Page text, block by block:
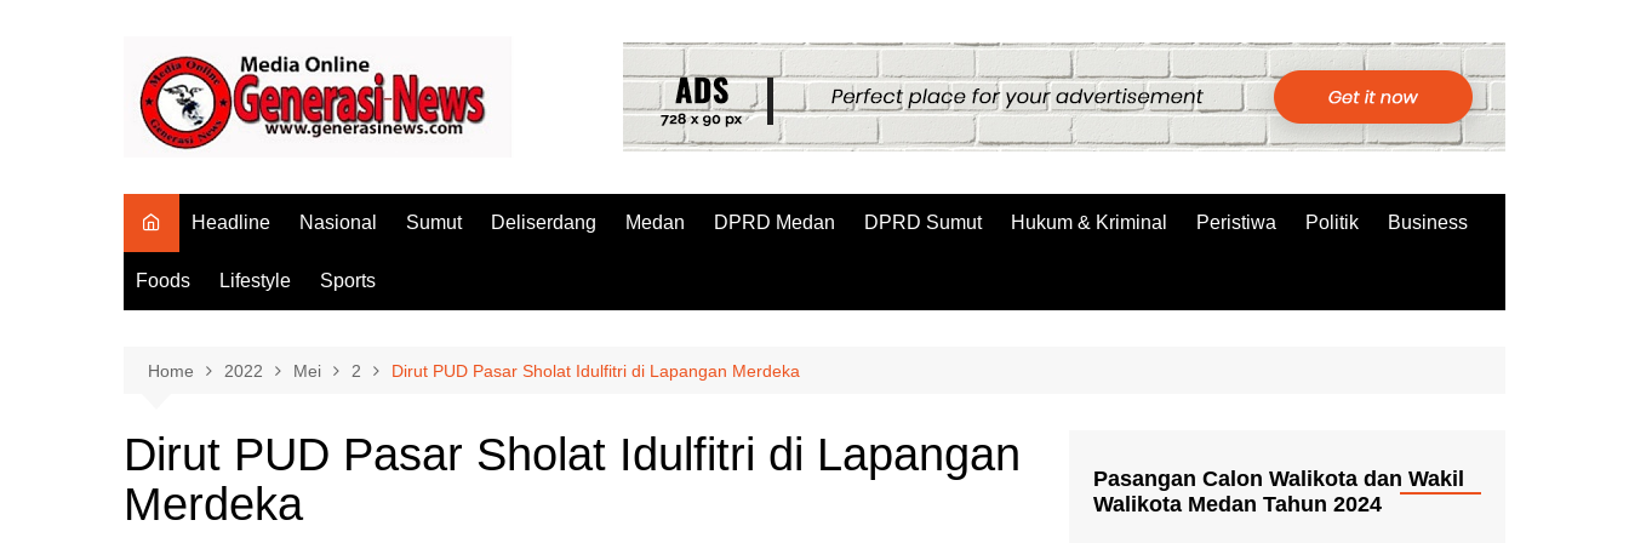
Headline Nasional Sumut Deliserdang Medan DPRD Medan DPRD Sumut Hukum & Kriminal Peristiwa Politik Business
Foods Lifestyle Sports
Home 2022 Mei 2 Dirut PUD Pasar Sholat Idulfitri di Lapangan Merdeka
Dirut PUD Pasar Sholat Idulfitri di Lapangan
Merdeka
Pasangan Calon Walikota dan Wakil
Walikota Medan Tahun 2024